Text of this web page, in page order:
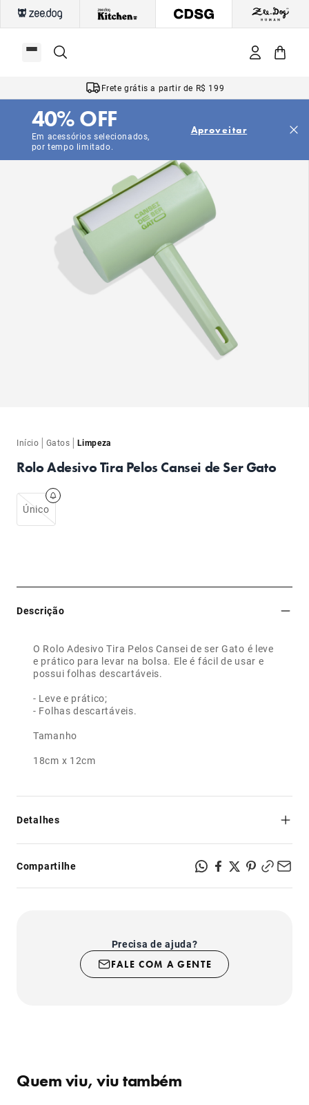
Frete grátis a partir de R$ 199
Em acessórios selecionados,
por tempo limitado.
40% OFF Aproveitar
Início | Gatos | Limpeza
Rolo Adesivo Tira Pelos Cansei de Ser Gato
Único
Descrição
O Rolo Adesivo Tira Pelos Cansei de ser Gato é leve
e prático para levar na bolsa. Ele é fácil de usar e
possui folhas descartáveis.
- Leve e prático;
- Folhas descartáveis.
Tamanho
18cm x 12cm
Detalhes
Compartilhe
Precisa de ajuda?
FALE COM A GENTE
Quem viu, viu também